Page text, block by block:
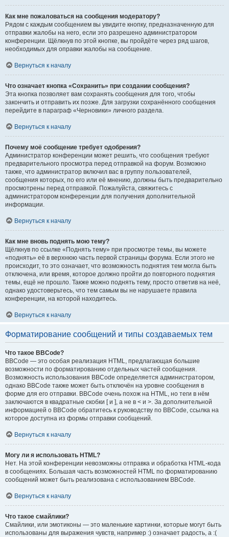
Как мне пожаловаться на сообщения модератору?
Рядом с каждым сообщением вы увидите кнопку, предназначенную для
отправки жалобы на него, если это разрешено администратором
конференции. Щёлкнув по этой кнопке, вы пройдёте через ряд шагов,
необходимых для оправки жалобы на сообщение.
Вернуться к началу
Что означает кнопка «Сохранить» при создании сообщения?
Эта кнопка позволяет вам сохранять сообщения для того, чтобы
закончить и отправить их позже. Для загрузки сохранённого сообщения
перейдите в параграф «Черновики» личного раздела.
Вернуться к началу
Почему моё сообщение требует одобрения?
Администратор конференции может решить, что сообщения требуют
предварительного просмотра перед отправкой на форум. Возможно
также, что администратор включил вас в группу пользователей,
сообщения которых, по его или её мнению, должны быть предварительно
просмотрены перед отправкой. Пожалуйста, свяжитесь с
администратором конференции для получения дополнительной
информации.
Вернуться к началу
Как мне вновь поднять мою тему?
Щёлкнув по ссылке «Поднять тему» при просмотре темы, вы можете
«поднять» её в верхнюю часть первой страницы форума. Если этого не
происходит, то это означает, что возможность поднятия тем могла быть
отключена, или время, которое должно пройти до повторного поднятия
темы, ещё не прошло. Также можно поднять тему, просто ответив на неё,
однако удостоверьтесь, что тем самым вы не нарушаете правила
конференции, на которой находитесь.
Вернуться к началу
Форматирование сообщений и типы создаваемых тем
Что такое BBCode?
BBCode — это особая реализация HTML, предлагающая большие
возможности по форматированию отдельных частей сообщения.
Возможность использования BBCode определяется администратором,
однако BBCode также может быть отключён на уровне сообщения в
форме для его отправки. BBCode очень похож на HTML, но теги в нём
заключаются в квадратные скобки [ и ], а не в < и >. За дополнительной
информацией о BBCode обратитесь к руководству по BBCode, ссылка на
которое доступна из формы отправки сообщений.
Вернуться к началу
Могу ли я использовать HTML?
Нет. На этой конференции невозможны отправка и обработка HTML-кода
в сообщениях. Большая часть возможностей HTML по форматированию
сообщений может быть реализована с использованием BBCode.
Вернуться к началу
Что такое смайлики?
Смайлики, или эмотиконы — это маленькие картинки, которые могут быть
использованы для выражения чувств, например :) означает радость, а :(